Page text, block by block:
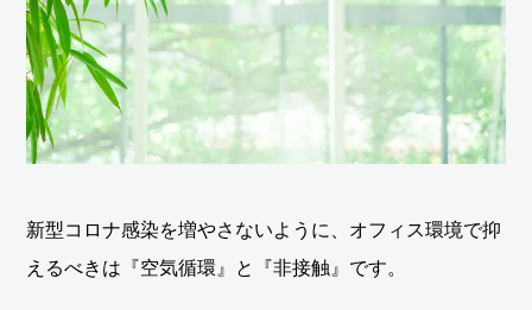
新型コロナ感染を増やさないように、オフィス環境で抑
えるべきは『空気循環』と『非接触』です。